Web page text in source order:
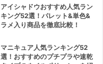
アイシャドウおすすめ人気ラン
キング52選！パレット&単色&
ラメ入り商品を徹底比較！
マニキュア人気ランキング52
選！おすすめのプチプラや速乾